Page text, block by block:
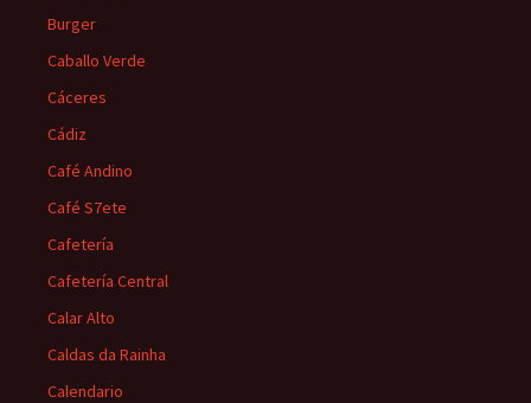
Burger
Caballo Verde
Cáceres
Cádiz
Café Andino
Café S7ete
Cafetería
Cafetería Central
Calar Alto
Caldas da Rainha
Calendario